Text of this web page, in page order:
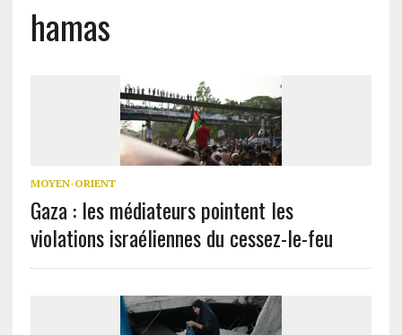
hamas
MOYEN-ORIENT
Gaza : les médiateurs pointent les
violations israéliennes du cessez-le-feu